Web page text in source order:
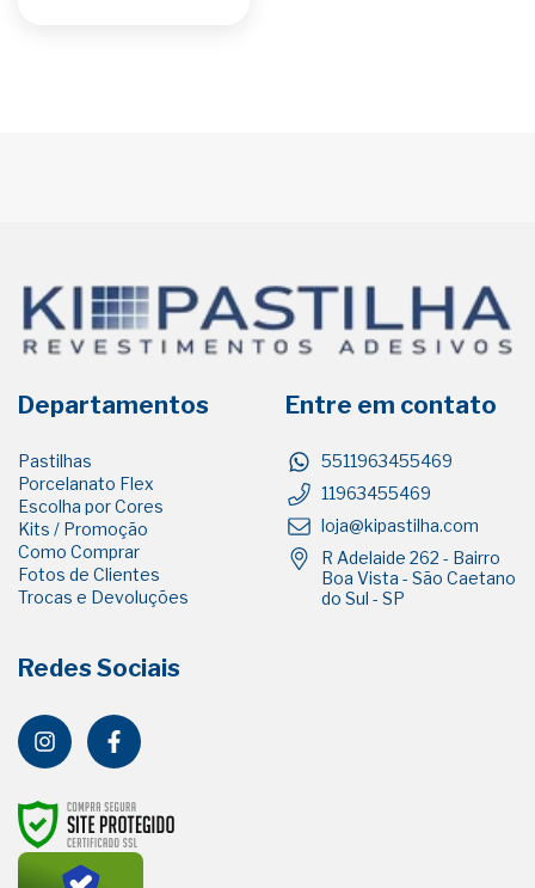
Departamentos
Pastilhas
Porcelanato Flex
Escolha por Cores
Kits / Promoção
Como Comprar
Fotos de Clientes
Trocas e Devoluções
Entre em contato
5511963455469
11963455469
loja@kipastilha.com
R Adelaide 262 - Bairro
Boa Vista - São Caetano
do Sul - SP
Redes Sociais